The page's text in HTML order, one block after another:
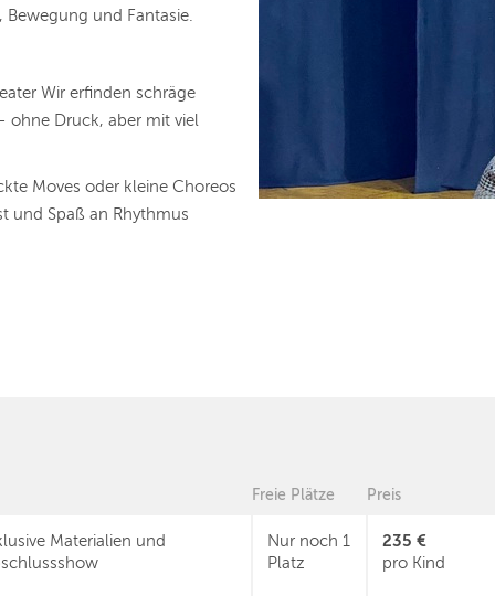
und Fantasie.
Wir erfinden schräge
ohne Druck, aber mit viel
Moves oder kleine Choreos
und Spaß an Rhythmus
Freie Plätze Preis
Materialien und
Nur noch 1
Platz
235 €
pro Kind